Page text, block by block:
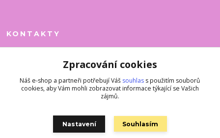
KONTAKTY
+420 731 390 323
superkousky@jetovmode.cz
Zpracování cookies
Náš e-shop a partneři potřebují Váš souhlas s použitím souborů
cookies, aby Vám mohli zobrazovat informace týkající se Vašich
zájmů.
Nastavení Souhlasím